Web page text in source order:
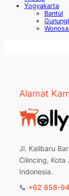
Yogyakarta
Bantul
Alamat
Jl. Kalibaru
Cilincing, Kota
Indonesia.
📞 +62 858-